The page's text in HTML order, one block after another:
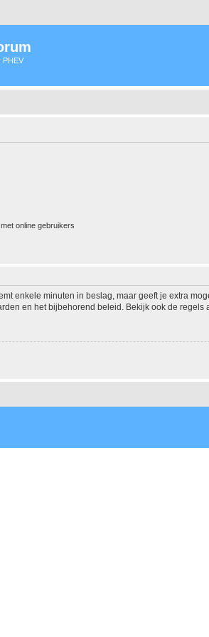
PHEV
online gebruikers
enkele minuten in beslag, maar geeft je extra
en het bijbehorend beleid. Bekijk ook de regels